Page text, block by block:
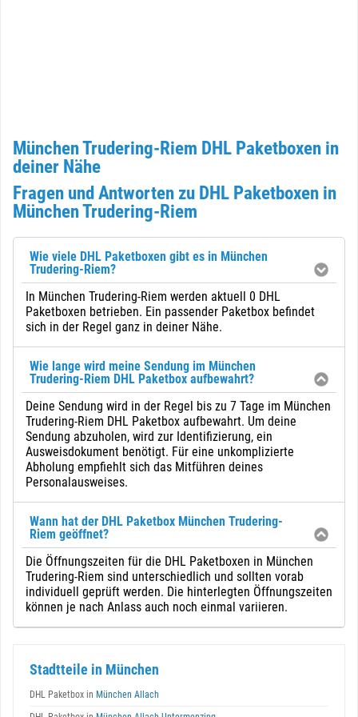
München Trudering-Riem DHL Paketboxen in
deiner Nähe
Fragen und Antworten zu DHL Paketboxen in
München Trudering-Riem
Wie viele DHL Paketboxen gibt es in München
Trudering-Riem?
In München Trudering-Riem werden aktuell 0 DHL
Paketboxen betrieben. Ein passender Paketbox befindet
sich in der Regel ganz in deiner Nähe.
Wie lange wird meine Sendung im München
Trudering-Riem DHL Paketbox aufbewahrt?
Deine Sendung wird in der Regel bis zu 7 Tage im München
Trudering-Riem DHL Paketbox aufbewahrt. Um deine
Sendung abzuholen, wird zur Identifizierung, ein
Ausweisdokument benötigt. Für eine unkomplizierte
Abholung empfiehlt sich das Mitführen deines
Personalausweises.
Wann hat der DHL Paketbox München Trudering-
Riem geöffnet?
Die Öffnungszeiten für die DHL Paketboxen in München
Trudering-Riem sind unterschiedlich und sollten vorab
individuell geprüft werden. Die hinterlegten Öffnungszeiten
können je nach Anlass auch noch einmal variieren.
Stadtteile in München
DHL Paketbox in München Allach